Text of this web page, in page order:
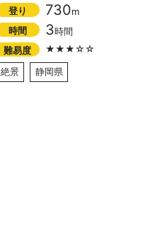
登り
730m
時間
3時間
難易度
★★★☆☆
絶景
静岡県